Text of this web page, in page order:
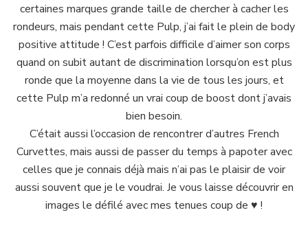
certaines marques grande taille de chercher à cacher les
rondeurs, mais pendant cette Pulp, j’ai fait le plein de body
positive attitude ! C’est parfois difficile d’aimer son corps
quand on subit autant de discrimination lorsqu’on est plus
ronde que la moyenne dans la vie de tous les jours, et
cette Pulp m’a redonné un vrai coup de boost dont j’avais
bien besoin.
C’était aussi l’occasion de rencontrer d’autres French
Curvettes, mais aussi de passer du temps à papoter avec
celles que je connais déjà mais n’ai pas le plaisir de voir
aussi souvent que je le voudrai. Je vous laisse découvrir en
images le défilé avec mes tenues coup de ♥ !